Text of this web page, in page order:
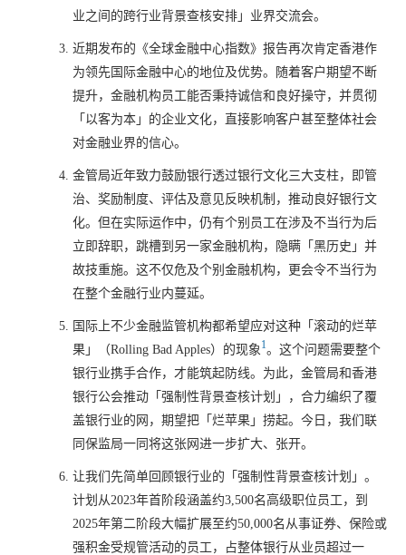
业之间的跨行业背景查核安排」业界交流会。
近期发布的《全球金融中心指数》报告再次肯定香港作
为领先国际金融中心的地位及优势。随着客户期望不断
提升，金融机构员工能否秉持诚信和良好操守，并贯彻
「以客为本」的企业文化，直接影响客户甚至整体社会
对金融业界的信心。
金管局近年致力鼓励银行透过银行文化三大支柱，即管
治、奖励制度、评估及意见反映机制，推动良好银行文
化。但在实际运作中，仍有个别员工在涉及不当行为后
立即辞职，跳槽到另一家金融机构，隐瞒「黑历史」并
故技重施。这不仅危及个别金融机构，更会令不当行为
在整个金融行业内蔓延。
国际上不少金融监管机构都希望应对这种「滚动的烂苹
果」（Rolling Bad Apples）的现象1。这个问题需要整个
银行业携手合作，才能筑起防线。为此，金管局和香港
银行公会推动「强制性背景查核计划」，合力编织了覆
盖银行业的网，期望把「烂苹果」捞起。今日，我们联
同保监局一同将这张网进一步扩大、张开。
让我们先简单回顾银行业的「强制性背景查核计划」。
计划从2023年首阶段涵盖约3,500名高级职位员工，到
2025年第二阶段大幅扩展至约50,000名从事证券、保险或
强积金受规管活动的员工，占整体银行从业员超过一